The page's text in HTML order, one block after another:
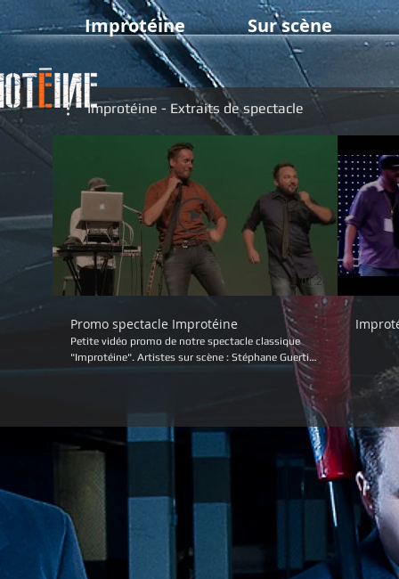
Improtéine Sur scène
Improtéine - Extraits de spectacle
01:24
Promo spectacle Improtéine
Petite vidéo promo de notre spectacle classique
"Improtéine". Artistes sur scène : Stéphane Guertin
Olivier Nadon Vincent Poirier Olivier Fiset (musicien)